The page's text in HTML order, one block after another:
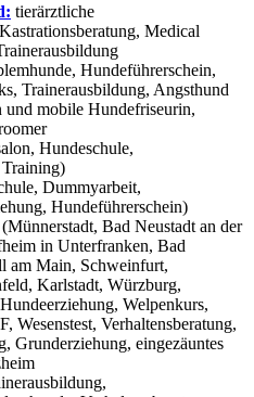
tierärztliche
Medical
Hundeführerschein,
Trainerausbildung, Angsthund
und mobile Hundefriseurin,
Hundeschule,
Dummyarbeit,
Hundeführerschein)
(Münnerstadt, Bad Neustadt an der
in Unterfranken, Bad
am Main, Schweinfurt,
Karlstadt, Würzburg,
Welpenkurs,
Wesenstest, Verhaltensberatung,
Grunderziehung, eingezäuntes